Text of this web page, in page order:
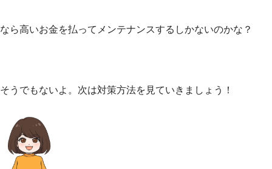
なら高いお金を払ってメンテナンスするしかないのかな？
そうでもないよ。次は対策方法を見ていきましょう！